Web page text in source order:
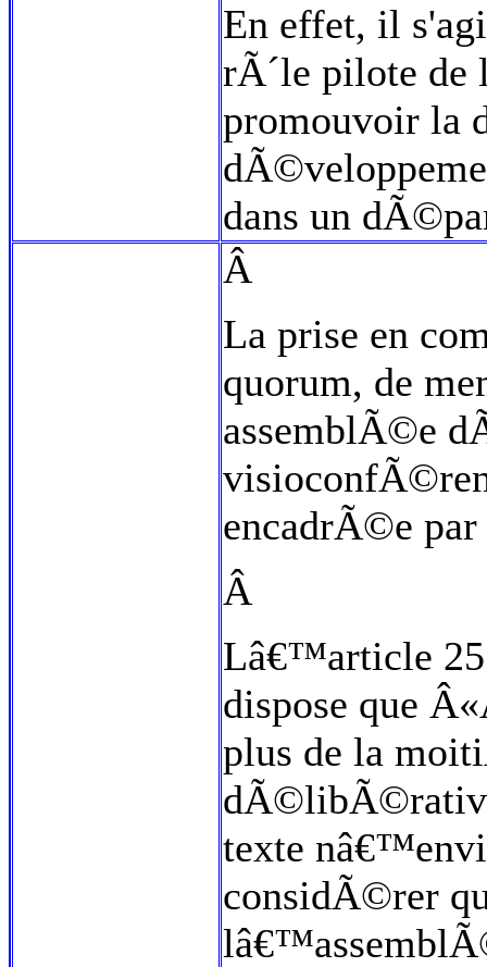
En effet, il
rÃ´le pilote de
promouvoir la
dans un
Â
La prise en
quorum, de
assemblÃ©e
encadrÃ©e
Â
Lâ€™article 25
dispose que
plus de la
texte
considÃ©rer